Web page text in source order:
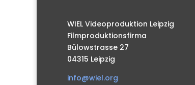
WIEL Videoproduktion Leipzig
Filmproduktionsfirma
Bülowstrasse 27
04315 Leipzig
info@wiel.org